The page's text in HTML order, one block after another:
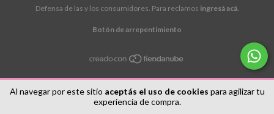
Al navegar por este sitio aceptás el uso de cookies para agilizar tu
experiencia de compra.
Defensa de las y los consumidores. Para reclamos ingresá acá.
Botón de arrepentimiento